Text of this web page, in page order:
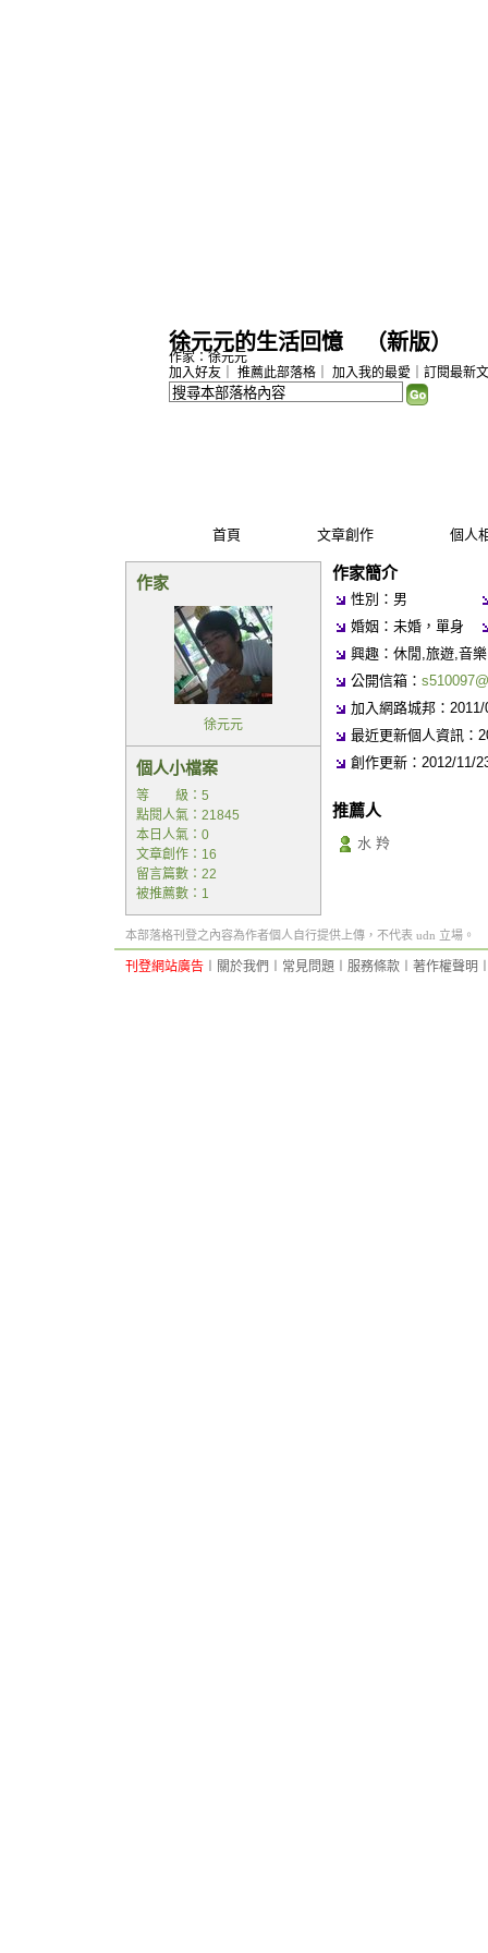
徐元元的生活回憶 （新版）
首頁 文章創作 個人
加入好友 推薦此部落格 加入我的最愛 訂閱最新
作家：徐元元
作家
徐元元
個人小檔案
等 級：5
點閱人氣：21845
本日人氣：0
文章創作：16
留言篇數：22
被推薦數： 1
作家簡介
性別：男
婚姻：未婚，單身
興趣：休閒,旅遊,音
公開信箱：
加入網路城邦：
最近更新個人資訊：
創作更新：2012/11/
推薦人
水 羚
本部落格刊登之內容為作者個人自行提供上傳，不代表 udn 立場。
刊登網站廣告 關於我們 常見問題 服務條款 著作權聲明